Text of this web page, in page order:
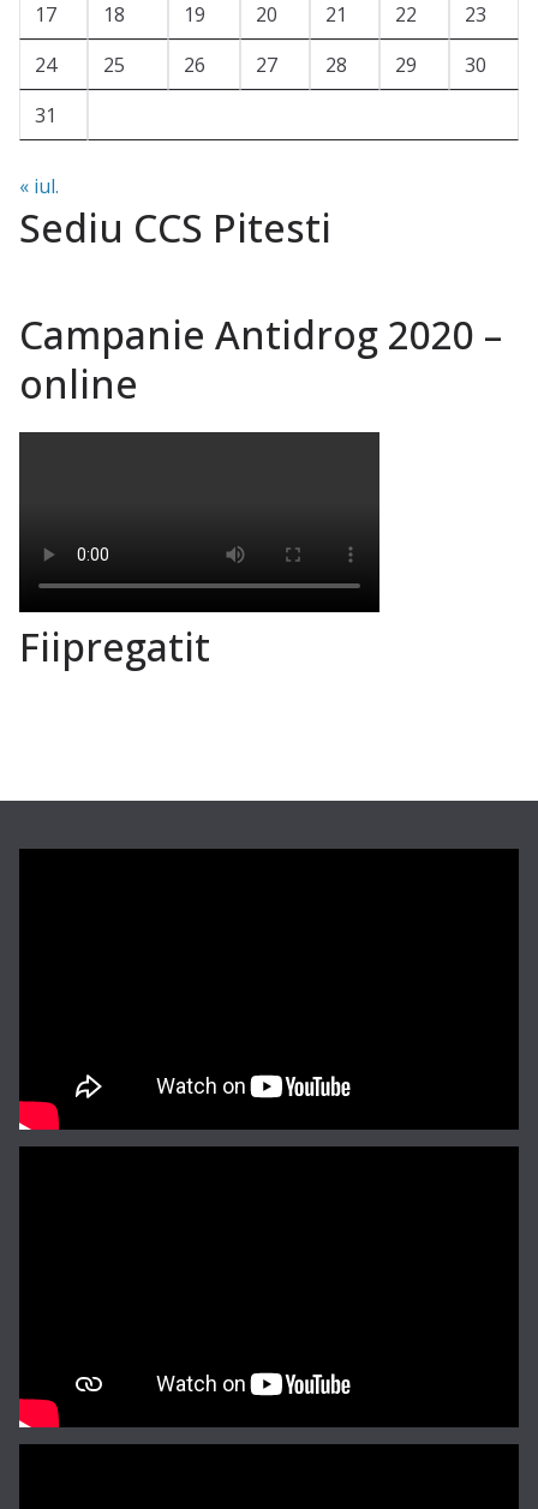
17
18 19 20 21 22
23
24
25 26 27 28 29
30
31
« iul.
Sediu CCS Pitesti
Campanie Antidrog 2020 –
online
Fiipregatit